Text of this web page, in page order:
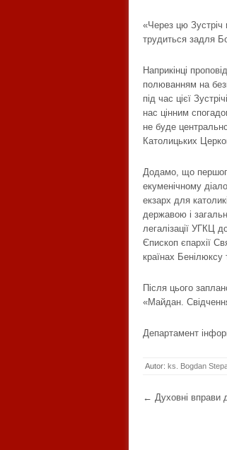
«Через цю
трудиться задля
Наприкінці
полюванням на
під час цієї
нас цінним
не буде
Католицьких
Додамо, що
екуменічному
екзарх для
державою і
легалізації УГКЦ
Єпископ єпархії
країнах Бенілюксу
Після цього
«Майдан.
Департамент
Autor: ks. Bogdan
Post navigation
← Духовні вправи